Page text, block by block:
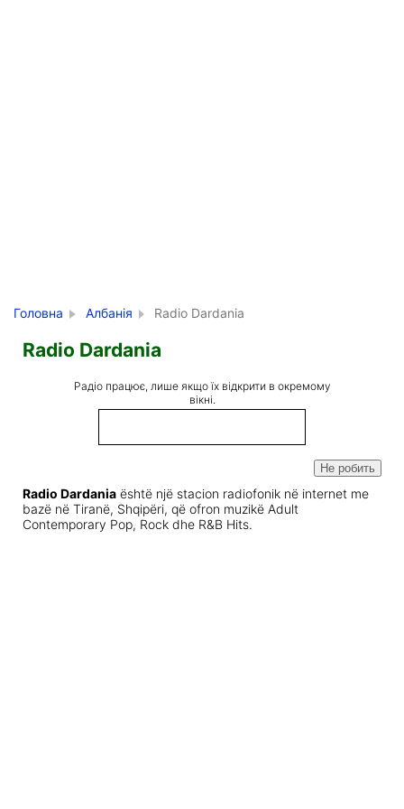
Головна Албанія Radio Dardania
Radio Dardania
Радіо працює, лише якщо їх відкрити в окремому
вікні.
Не робить
Radio Dardania është një stacion radiofonik në internet me
bazë në Tiranë, Shqipëri, që ofron muzikë Adult
Contemporary Pop, Rock dhe R&B Hits.